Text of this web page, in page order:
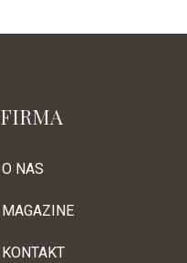
FIRMA
O NAS
MAGAZINE
KONTAKT